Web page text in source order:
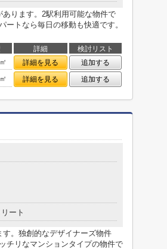
ります。2駅利用可能な物件で
トなら毎日の移動も快適です。
詳細
検討リスト
詳細を見る
追加する
詳細を見る 追加する
ート
。独創的なデザイナーズ物件
チリなマンションタイプの物件で